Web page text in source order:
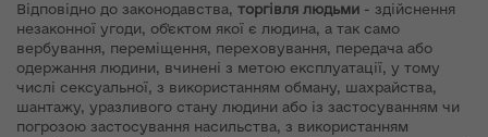
Відповідно до законодавства, торгівля людьми - здійснення
незаконної угоди, об'єктом якої є людина, а так само
вербування, переміщення, переховування, передача або
одержання людини, вчинені з метою експлуатації, у тому
числі сексуальної, з використанням обману, шахрайства,
шантажу, уразливого стану людини або із застосуванням чи
погрозою застосування насильства, з використанням